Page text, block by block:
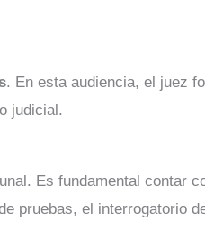
. En esta audiencia, el juez
judicial.
Es fundamental contar
pruebas, el interrogatorio